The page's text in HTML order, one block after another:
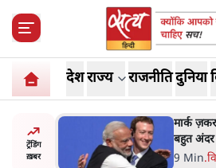
देशराज्य राजनीतिदुनिया
ट्रेंडिंग
ख़बर
भागवत
मार्क
बहुत अंदर
9 Min.